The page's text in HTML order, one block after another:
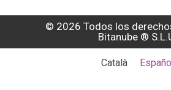
© 2026 Todos los
Bitanube ®️
Català